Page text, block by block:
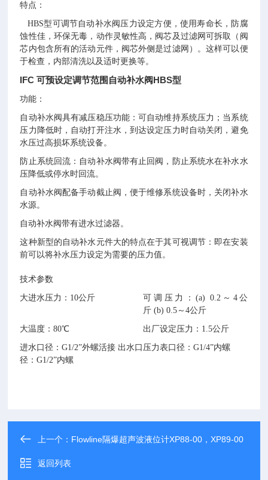
特点 ：
HBS型可调节自动补水阀压力设定方便，使用寿命长，防腐
蚀性佳，环保无毒，动作灵敏性高，阀芯及过滤网可拆取（阀
芯内包含所有的活动元件，阀芯外侧是过滤网）。这样可以便
于检查，内部清洗以及适时更换等。
IFC 可预设定调节范围自动补水阀HBS型
功能 ：
自动补水阀具有减压稳压功能：可自动维持系统压力；当系统
压力降低时，自动打开注水，到达设定压力时自动关闭，避免
水压过高损坏系统设备。
防止系统回流：自动补水阀带有止回阀，防止系统水在补水水
压降低或停水时回流。
自动补水阀配备手动截止阀，便于维修系统设备时，关闭补水
水源。
自动补水阀带有进水过滤器。
这种新型的自动补水元件大的特点在于其可视调节：即在安装
前可以将补水压力设定为需要的压力值。
技术参数
大进水压力：10公斤
可调压力：(a) 0.2～4公
斤 (b) 0.5～4公斤
大温度：80℃ 出厂设定压力：1.5公斤
进水口径：G1/2”外螺活接 出水口
径：G1/2”内螺
压力表口径：G1/4”内螺
上一个： Flowline隔爆超声波液位计XP88-00，XP89-00
返回列表